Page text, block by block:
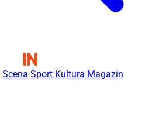
Scena Sport Kultura Magazin